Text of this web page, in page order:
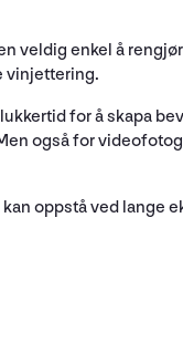
veldig enkel å
vinjettering.
for å skapa
også for
oppstå ved lange